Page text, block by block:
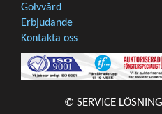
Golvvård
Erbjudande
Kontakta oss
© SERVICE